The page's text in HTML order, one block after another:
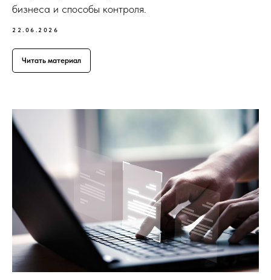
бизнеса и способы контроля.
22.06.2026
Читать материал
Согласие на получение рассылки